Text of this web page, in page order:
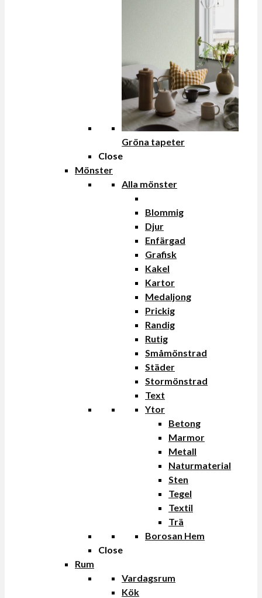
Gröna tapeter
Close
Mönster
Alla mönster
Blommig
Djur
Enfärgad
Grafisk
Kakel
Kartor
Medaljong
Prickig
Randig
Rutig
Småmönstrad
Städer
Stormönstrad
Text
Ytor
Betong
Marmor
Metall
Naturmaterial
Sten
Tegel
Textil
Trä
Borosan Hem
Close
Rum
Vardagsrum
Kök